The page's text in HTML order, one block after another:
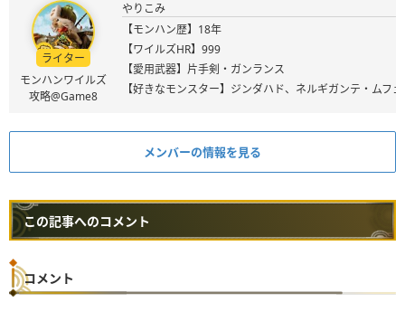
ライター
モンハンワイルズ
攻略@Game8
やりこみ
【モンハン歴】18年
【ワイルズHR】999
【愛用武器】片手剣・ガンランス
【好きなモンスター】ジンダハド、ネルギガンテ・ムフ
メンバーの情報を見る
この記事へのコメント
コメント